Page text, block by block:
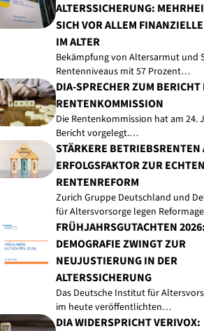
ALTERSSICHERUNG:
SICH VOR ALLEM
IM ALTER
Bekämpfung von Altersarmut und
Rentenniveaus mit 57 Prozent…
DIA-SPRECHER ZUM BERICHT
RENTENKOMMISSION
Die Rentenkommission hat am 24.
Bericht vorgelegt.…
STÄRKERE BETRIEBSRENTEN
ERFOLGSFAKTOR ZUR ECHTEN
RENTENREFORM
Zurich Gruppe Deutschland und
für Altersvorsorge legen
FRÜHJAHRSGUTACHTEN 2026:
DEMOGRAFIE ZWINGT ZUR
NEUJUSTIERUNG IN DER
ALTERSSICHERUNG
Das Deutsche Institut für
im heute veröffentlichten…
DIA WIDERSPRICHT VERIVOX: